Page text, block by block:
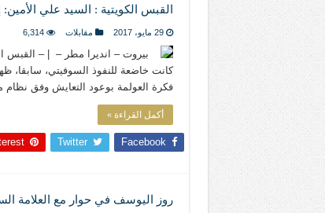
القبس الكويتية : السيد علي
29 مايو، 2017 مقابلات 6,314
بيروت – انديرا مطر – | – القبس
كانت خاضعة للنفوذ السوفيتي، سابقا،
فكرة العولمة بوعود التعايش وفق نظام
أكمل القراءة »
Facebook
Twitter
روز اليوسف في حوار مع العلامة